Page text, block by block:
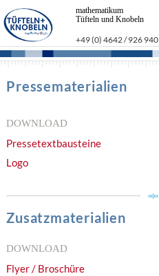
mathematikum
Tüfteln und Knobeln
+49 (0) 4642 / 926 940
Pressematerialien
DOWNLOAD
Pressetextbausteine
Logo
Zusatzmaterialien
DOWNLOAD
Flyer / Broschüre